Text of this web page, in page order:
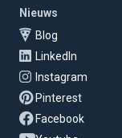
Nieuws
Blog
LinkedIn
Instagram
Pinterest
Facebook